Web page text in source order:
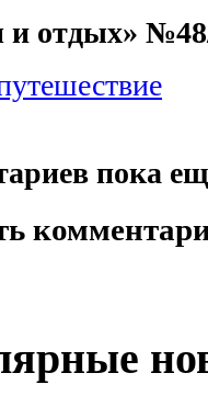
и отдых»
пока